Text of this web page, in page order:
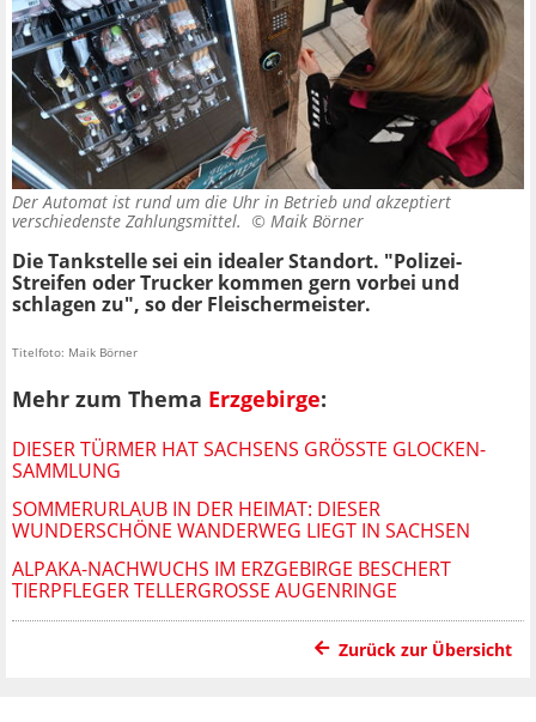
Der Automat ist rund um die Uhr in Betrieb und akzeptiert
verschiedenste Zahlungsmittel. © Maik Börner
Die Tankstelle sei ein idealer Standort. "Polizei-
Streifen oder Trucker kommen gern vorbei und
schlagen zu", so der Fleischermeister.
Titelfoto: Maik Börner
Mehr zum Thema Erzgebirge:
DIESER TÜRMER HAT SACHSENS GRÖSSTE GLOCKEN-S
AMMLUNG
SOMMERURLAUB IN DER HEIMAT: DIESER
WUNDERSCHÖNE WANDERWEG LIEGT IN SACHSEN
ALPAKA-NACHWUCHS IM ERZGEBIRGE BESCHERT
TIERPFLEGER TELLERGROSSE AUGENRINGE
Zurück zur Übersicht